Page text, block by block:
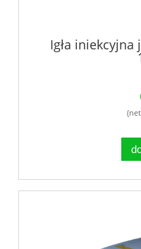
Igła iniekcyjna